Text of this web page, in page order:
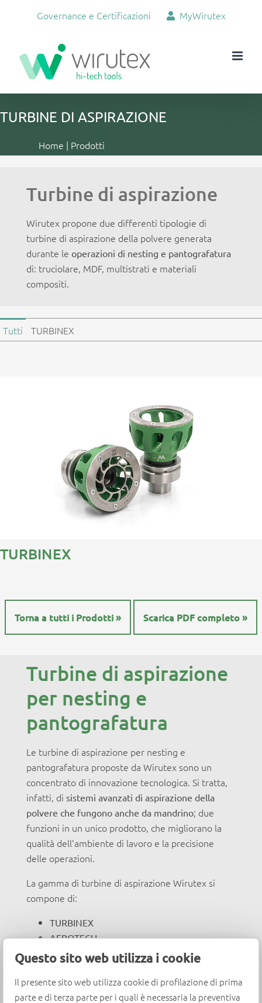
Questo sito web utilizza i cookie
Il presente sito web utilizza cookie di profilazione di prima
parte e di terza parte per i quali è necessaria la preventiva
Governance e Certificazioni MyWirutex
TURBINE DI ASPIRAZIONE
Home | Prodotti
Turbine di aspirazione
Wirutex propone due differenti tipologie di
turbine di aspirazione della polvere generata
durante le operazioni di nesting e pantografatura
di: truciolare, MDF, multistrati e materiali
compositi.
Tutti TURBINEX
TURBINEX
Torna a tutti i Prodotti » Scarica PDF completo »
Turbine di aspirazione
per nesting e
pantografatura
Le turbine di aspirazione per nesting e
pantografatura proposte da Wirutex sono un
concentrato di innovazione tecnologica. Si tratta,
infatti, di sistemi avanzati di aspirazione della
polvere che fungono anche da mandrino; due
funzioni in un unico prodotto, che migliorano la
qualità dell’ambiente di lavoro e la precisione
delle operazioni.
La gamma di turbine di aspirazione Wirutex si
compone di:
TURBINEX
AEROTECH
Turbina di estrazione
Turbinex